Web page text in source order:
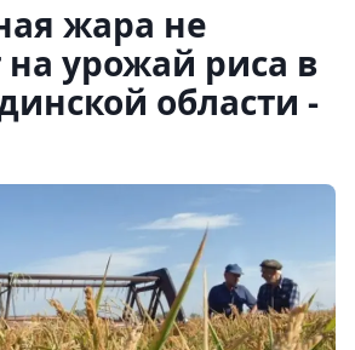
жара не
на урожай риса в
области -